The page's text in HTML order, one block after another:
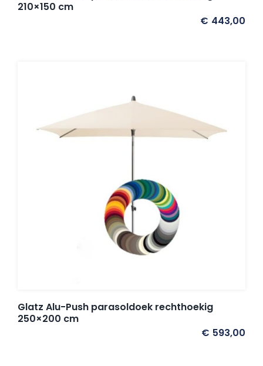
210×150 cm
€ 443,00
Glatz Alu-Push parasoldoek rechthoekig
250×200 cm
€ 593,00